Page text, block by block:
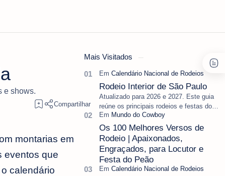
e shows.
montarias em
eventos que
calendário
Mais Visitados
Rodeio Interior de São Paulo
Atualizado para 2026 e 2027. Este guia
reúne os principais rodeios e festas do
peão do interior de São Paulo, separando
as datas oficiais ainda vál…
Os 100 Melhores Versos de
Rodeio | Apaixonados,
Engraçados, para Locutor e
Festa do Peão